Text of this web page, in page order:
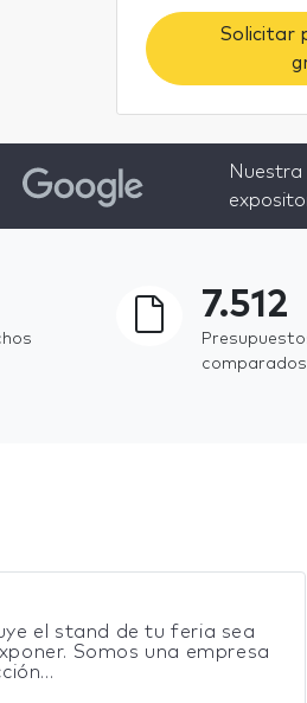
Solicitar
Nuestra
7.512
comparados
el stand de tu feria sea
Somos una empresa